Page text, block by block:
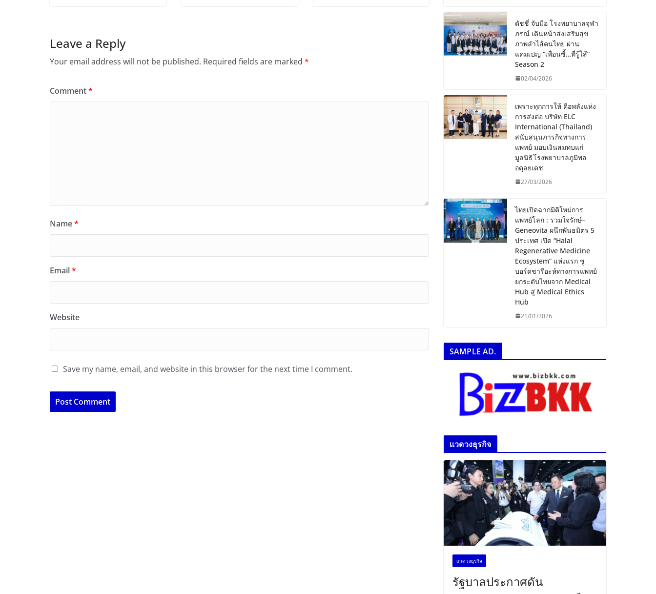
Leave a Reply
Your email address will not be published. Required fields are marked *
Comment*
Name*
Email*
Website
Save my name, email, and website in this browser for the next time I comment.
ดัชชี่ จับมือ โรงพยาบาลจุฬา
ภรณ์ เดินหน้าส่งเสริมสุข
ภาพลำไส้คนไทย ผ่าน
แคมเปญ “เพื่อนซี้…ที่รู้ไส้”
Season 2
02/04/2026
เพราะทุกการให้ คือพลังแห่ง
การส่งต่อ บริษัท ELC
International (Thailand)
สนับสนุนภารกิจทางการ
แพทย์ มอบเงินสมทบแก่
มูลนิธิโรงพยาบาลภูมิพล
อดุลยเดช
27/03/2026
ไทยเปิดฉากมิติใหม่การ
แพทย์โลก : รวมใจรักษ์–
Geneovita ผนึกพันธมิตร 5
ประเทศ เปิด “Halal
Regenerative Medicine
Ecosystem” แห่งแรก ชู
บอร์ดชารีอะห์ทางการแพทย์
ยกระดับไทยจาก Medical
Hub สู่ Medical Ethics
Hub
21/01/2026
SAMPLE AD.
เเวดวงธุรกิจ
เเวดวงธุรกิจ
รัฐบาลประกาศดัน